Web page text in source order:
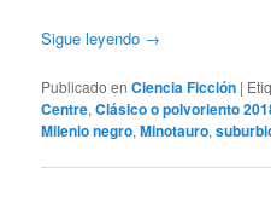
Sigue leyendo →
Publicado en Ciencia Ficción |
Centre,Clásico o polvoriento
Milenio negro,Minotauro,